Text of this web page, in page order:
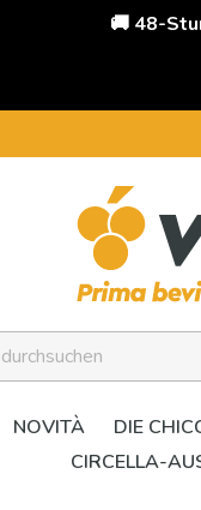
🚚 48-
NOVITÀ DIE
CIRCELLA-